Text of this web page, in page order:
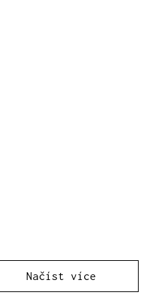
Načíst více